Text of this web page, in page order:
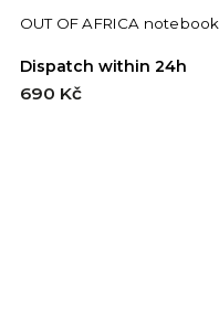
OUT OF AFRICA notebook
Dispatch within 24h
690 Kč